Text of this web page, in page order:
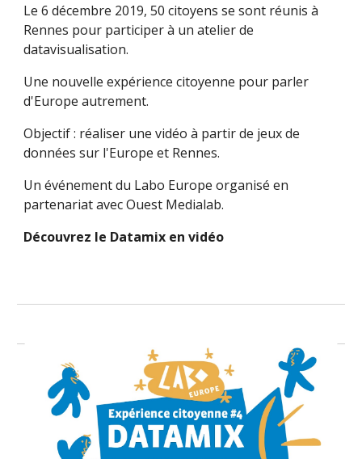
Le 6 décembre 2019, 50 citoyens se sont réunis à
Rennes pour participer à un atelier de
datavisualisation.
Une nouvelle expérience citoyenne pour parler
d'Europe autrement.
Objectif : réaliser une vidéo à partir de jeux de
données sur l'Europe et Rennes.
Un événement du Labo Europe organisé en
partenariat avec Ouest Medialab.
Découvrez le Datamix en vidéo